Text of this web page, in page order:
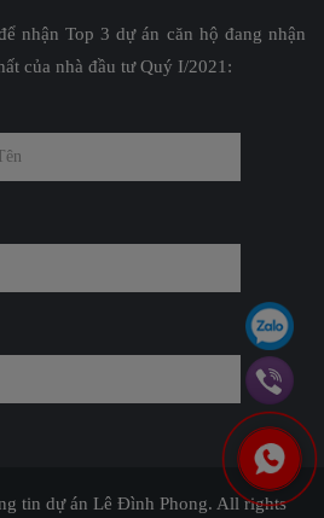
nhận Top 3 dự án căn hộ đang nhận
của nhà đầu tư Quý I/2021:
tin dự án Lê Đình Phong. All rights